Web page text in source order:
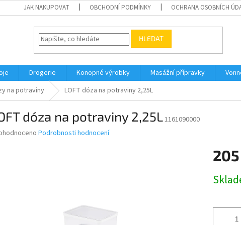
JAK NAKUPOVAT OBCHODNÍ PODMÍNKY OCHRANA OSOBNÍCH
HLEDAT
Drogerie Konopné výrobky Masážní přípravky
na potraviny LOFT dóza na potraviny 2,25L
dóza na potraviny 2,25L1161090000
Podrobnosti hodnocení
cena: